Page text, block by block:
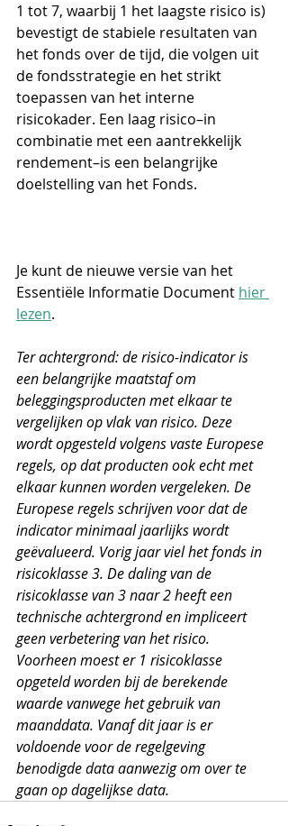
1 tot 7, waarbij 1 het laagste risico is)
bevestigt de stabiele resultaten van
het fonds over de tijd, die volgen uit
de fondsstrategie en het strikt
toepassen van het interne
risicokader. Een laag risico–in
combinatie met een aantrekkelijk
rendement–is een belangrijke
doelstelling van het Fonds.
Je kunt de nieuwe versie van het
Essentiële Informatie Document hier
lezen.
Ter achtergrond: de risico-indicator is
een belangrijke maatstaf om
beleggingsproducten met elkaar te
vergelijken op vlak van risico. Deze
wordt opgesteld volgens vaste Europese
regels, op dat producten ook echt met
elkaar kunnen worden vergeleken. De
Europese regels schrijven voor dat de
indicator minimaal jaarlijks wordt
geëvalueerd. Vorig jaar viel het fonds in
risicoklasse 3. De daling van de
risicoklasse van 3 naar 2 heeft een
technische achtergrond en impliceert
geen verbetering van het risico.
Voorheen moest er 1 risicoklasse
opgeteld worden bij de berekende
waarde vanwege het gebruik van
maanddata. Vanaf dit jaar is er
voldoende voor de regelgeving
benodigde data aanwezig om over te
gaan op dagelijkse data.